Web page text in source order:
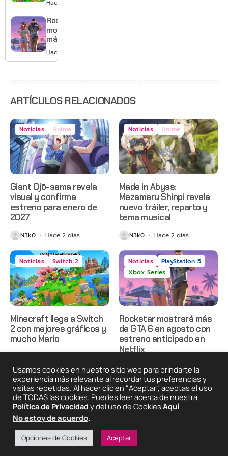
musical
mejores
gráficos
y mucho
Mario
Hace 2 días
Rockstar
mostrará
más de
GTA 6 en
agosto
Hace 3 días
ARTÍCULOS RELACIONADOS
Noticias Anime
Giant Ojō-sama revela
visual y confirma
estreno para enero de
2027
N3k0 Hace 2 días
Noticias Anime
Made in Abyss:
Mezameru Shinpi revela
nuevo tráiler, reparto y
tema musical
N3k0 Hace 2 días
Noticias Switch 2
Minecraft llega a Switch
2 con mejores gráficos y
mucho Mario
Noticias
PlayStation 5
Xbox Series
Rockstar mostrará más
de GTA 6 en agosto con
estreno anticipado en
Netflix
N3k0 Hace 3 días
2025 © Degeneraciónx.com | Anime, Games & Nothing
Quiénes
Somos
Condiciones De
Uso Privacidad
Usamos cookies en nuestro sitio web para brindarte la
experiencia más relevante al recordar tus preferencias y
visitas repetidas. Al hacer clic en "Aceptar", aceptas el uso
de TODAS las cookies. Puedes leer acerca de nuestra
Política de Privacidad y del uso de Cookies Aquí
No estoy de acuerdo.
Opciones de Cookies Aceptar